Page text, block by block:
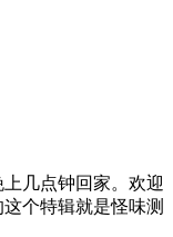
几点钟回家。欢迎
个特辑就是怪味测